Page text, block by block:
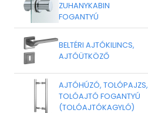
ZUHANYKABIN
FOGANTYÚ
BELTÉRI AJTÓKILINCS,
AJTÓÜTKÖZŐ
AJTÓHÚZÓ, TOLÓPAJZS,
TOLÓAJTÓ FOGANTYÚ
(TOLÓAJTÓKAGYLÓ)